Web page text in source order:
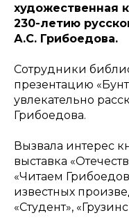
художественная
230-летию
А.С. Грибоедова.
Сотрудники
презентацию
увлекательно
Грибоедова.
Вызвала интерес
выставка
«Читаем
известных
«Студент»,